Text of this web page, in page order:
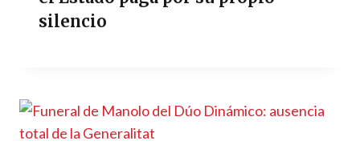
silencio